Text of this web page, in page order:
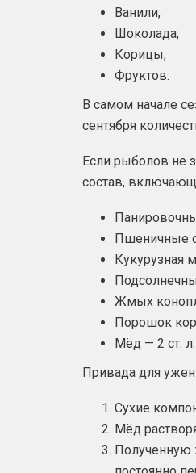
Ванили;
Шоколада;
Корицы;
Фруктов.
В самом начале
сентября
Если рыболов не
состав,
Пшеничные
Кукурузная
Жмых
Порошок
Мёд — 2 ст. л.
Привада для
Сухие
Мёд
Полученную